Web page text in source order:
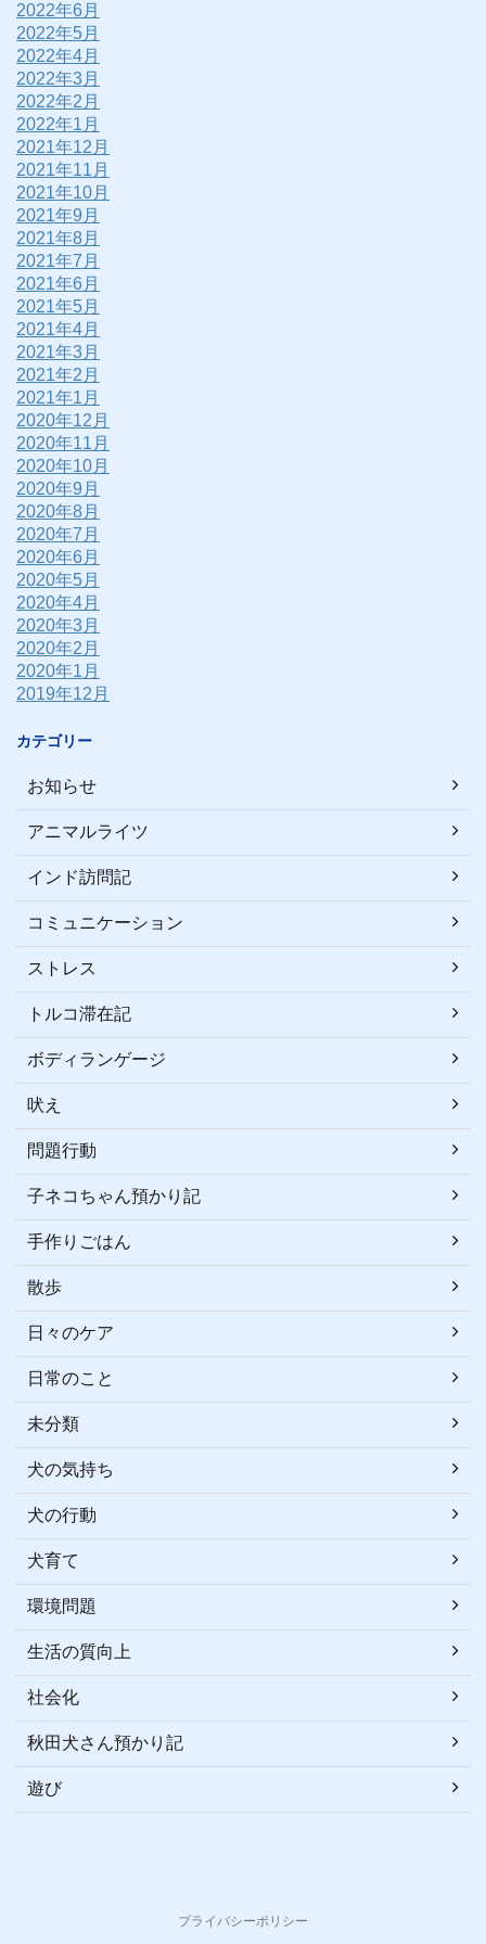
2022年6月
2022年5月
2022年4月
2022年3月
2022年2月
2022年1月
2021年12月
2021年11月
2021年10月
2021年9月
2021年8月
2021年7月
2021年6月
2021年5月
2021年4月
2021年3月
2021年2月
2021年1月
2020年12月
2020年11月
2020年10月
2020年9月
2020年8月
2020年7月
2020年6月
2020年5月
2020年4月
2020年3月
2020年2月
2020年1月
2019年12月
カテゴリー
お知らせ
アニマルライツ
インド訪問記
コミュニケーション
ストレス
トルコ滞在記
ボディランゲージ
吠え
問題行動
子ネコちゃん預かり記
手作りごはん
散歩
日々のケア
日常のこと
未分類
犬の気持ち
犬の行動
犬育て
環境問題
生活の質向上
社会化
秋田犬さん預かり記
遊び
プライバシーポリシー